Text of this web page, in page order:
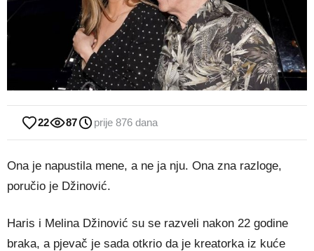
22 87 prije 876 dana
Ona je napustila mene, a ne ja nju. Ona zna razloge,
poručio je Džinović.
Haris i Melina Džinović su se razveli nakon 22 godine
braka, a pjevač je sada otkrio da je kreatorka iz kuće